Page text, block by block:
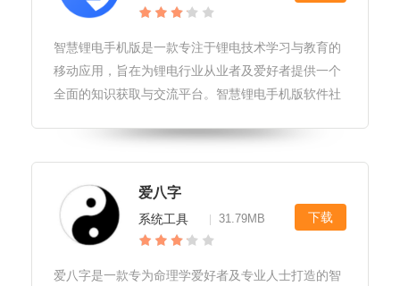
智慧锂电手机版是一款专注于锂电技术学习与教育的
移动应用，旨在为锂电行业从业者及爱好者提供一个
全面的知识获取与交流平台。智慧锂电手机版软件社
这里分享学习心得、技术难题及解决方案。提供问答
板块，用户可以提问并获取专业人
爱八字
系统工具 31.79MB 下载
爱八字是一款专为命理学爱好者及专业人士打造的智